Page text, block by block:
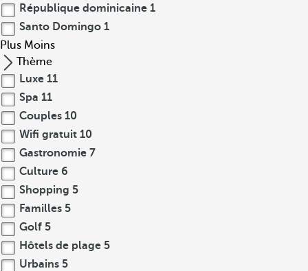
République dominicaine 1
Santo Domingo 1
Plus Moins
Thème
Luxe 11
Spa 11
Couples 10
Wifi gratuit 10
Gastronomie 7
Culture 6
Shopping 5
Familles 5
Golf 5
Hôtels de plage 5
Urbains 5